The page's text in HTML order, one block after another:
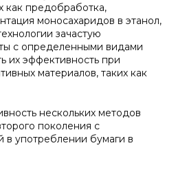
как предобработка,
моносахаридов в этанол,
зачастую
с определенными видами
их эффективность при
материалов, таких как
нескольких методов
поколения с
употреблении бумаги в